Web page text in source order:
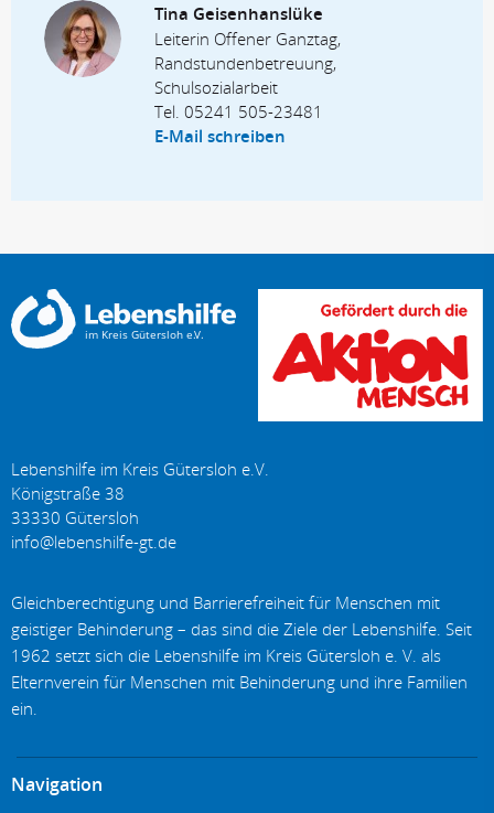
Tina Geisenhanslüke
Leiterin Offener Ganztag,
Randstundenbetreuung,
Schulsozialarbeit
Tel. 05241 505-23481
E-Mail schreiben
Lebenshilfe im Kreis Gütersloh e.V.
Königstraße 38
33330 Gütersloh
Gleichberechtigung und Barrierefreiheit für Menschen mit
geistiger Behinderung – das sind die Ziele der Lebenshilfe. Seit
1962 setzt sich die Lebenshilfe im Kreis Gütersloh e. V. als
Elternverein für Menschen mit Behinderung und ihre Familien
ein.
Navigation